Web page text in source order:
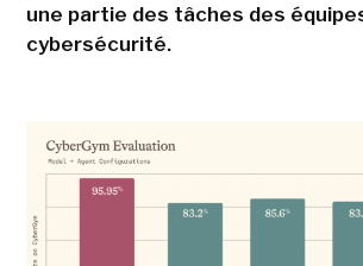
une partie des tâches des
cybersécurité.